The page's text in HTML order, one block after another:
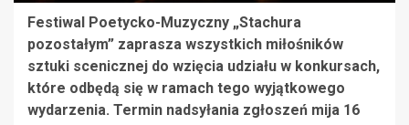
Festiwal Poetycko-Muzyczny „Stachura
pozostałym” zaprasza wszystkich miłośników
sztuki scenicznej do wzięcia udziału w konkursach,
które odbędą się w ramach tego wyjątkowego
wydarzenia. Termin nadsyłania zgłoszeń mija 16